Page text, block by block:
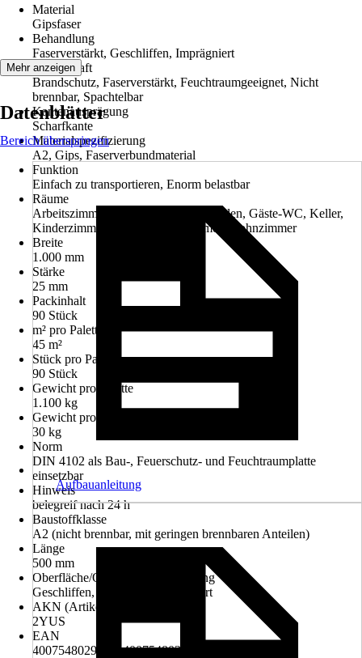
Material
Gipsfaser
Behandlung
Faserverstärkt, Geschliffen, Imprägniert
Eigenschaft
Brandschutz, Faserverstärkt, Feuchtraumgeeignet, Nicht
brennbar, Spachtelbar
Kantenausprägung
Scharfkante
Materialspezifizierung
A2, Gips, Faserverbundmaterial
Funktion
Einfach zu transportieren, Enorm belastbar
Räume
Arbeitszimmer, Badezimmer, Dachboden, Gäste-WC, Keller,
Kinderzimmer, Küche, Schlafzimmer, Wohnzimmer
Breite
1.000 mm
Stärke
25 mm
Packinhalt
90 Stück
m² pro Palette
45 m²
Stück pro Palette
90 Stück
Gewicht pro Palette
1.100 kg
Gewicht pro Stück
30 kg
Norm
DIN 4102 als Bau-, Feuerschutz- und Feuchtraumplatte
einsetzbar
Hinweis
belegreif nach 24 h
Baustoffklasse
A2 (nicht brennbar, mit geringen brennbaren Anteilen)
Länge
500 mm
Oberfläche/Oberflächenbehandlung
Geschliffen, Imprägniert, Grundiert
AKN (Artikelkurznummer)
2YUS
EAN
4007548029810, 4007548033978
Mehr anzeigen
Datenblätter
Bereich überspringen
Aufbauanleitung